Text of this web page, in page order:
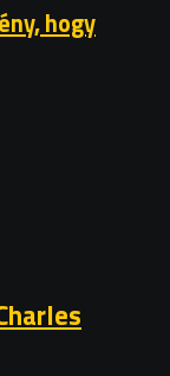
hogy